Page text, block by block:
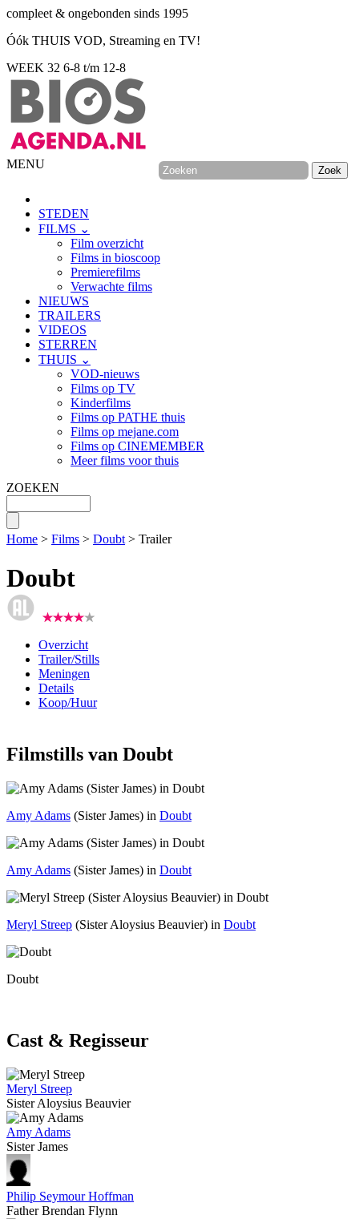
compleet & ongebonden sinds 1995
Óók THUIS VOD, Streaming en TV!
WEEK 32 6-8 t/m 12-8
MENU
STEDEN
FILMS ⌄
Film overzicht
Films in bioscoop
Premierefilms
Verwachte films
NIEUWS
TRAILERS
VIDEOS
STERREN
THUIS ⌄
VOD-nieuws
Films op TV
Kinderfilms
Films op PATHE thuis
Films op mejane.com
Films op CINEMEMBER
Meer films voor thuis
ZOEKEN
Home > Films > Doubt > Trailer
Doubt
Overzicht
Trailer/Stills
Meningen
Details
Koop/Huur
Filmstills van Doubt
Amy Adams (Sister James) in Doubt
Amy Adams (Sister James) in Doubt
Meryl Streep (Sister Aloysius Beauvier) in Doubt
Doubt
Cast & Regisseur
Meryl Streep
Sister Aloysius Beauvier
Amy Adams
Sister James
Philip Seymour Hoffman
Father Brendan Flynn